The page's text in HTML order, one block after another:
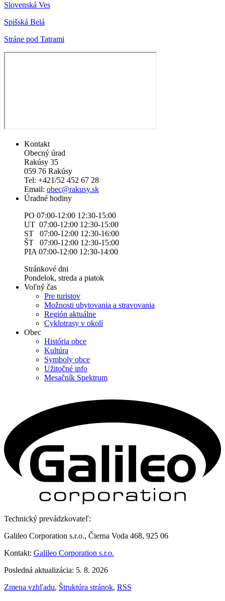
Slovenská Ves
Spišská Belá
Stráne pod Tatrami
Kontakt
Obecný úrad
Rakúsy 35
059 76 Rakúsy
Tel: +421/52 452 67 28
Email: obec@rakusy.sk
Úradné hodiny
PO 07:00-12:00 12:30-15:00
UT 07:00-12:00 12:30-15:00
ST 07:00-12:00 12:30-16:00
ŠT 07:00-12:00 12:30-15:00
PIA 07:00-12:00 12:30-14:00
Stránkové dni
Pondelok, streda a piatok
Voľný čas
Pre turistov
Možnosti ubytovania a stravovania
Región aktuálne
Cyklotrasy v okolí
Obec
História obce
Kultúra
Symboly obce
Užitočné info
Mesačník Spektrum
Technický prevádzkovateľ:
Galileo Corporation s.r.o., Čierna Voda 468, 925 06
Kontakt: Galileo Corporation s.r.o.
Posledná aktualizácia: 5. 8. 2026
Zmena vzhľadu, Štruktúra stránok, RSS